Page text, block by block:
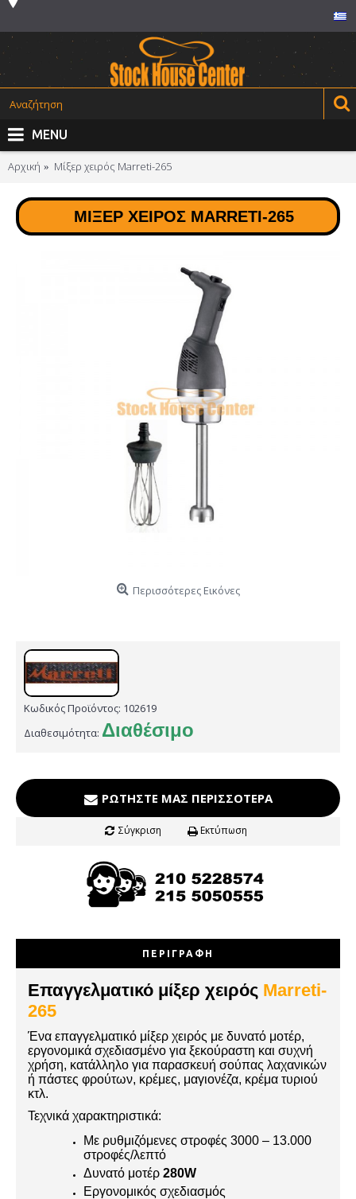
MENU
Αρχική Μίξερ χειρός Marreti-265
ΜΊΞΕΡ ΧΕΙΡΌΣ MARRETI-265
Περισσότερες Εικόνες
Κωδικός Προϊόντος: 102619
Διαθεσιμότητα: Διαθέσιμο
ΡΩΤΉΣΤΕ ΜΑΣ ΠΕΡΙΣΣΌΤΕΡΑ
Σύγκριση Εκτύπωση
ΠΕΡΙΓΡΑΦΉ
Επαγγελματικό μίξερ χειρός Marreti-
265
Ένα επαγγελματικό μίξερ χειρός με δυνατό μοτέρ,
εργονομικά σχεδιασμένο για ξεκούραστη και συχνή
χρήση, κατάλληλο για παρασκευή σούπας λαχανικών
ή πάστες φρούτων, κρέμες, μαγιονέζα, κρέμα τυριού
κτλ.
Τεχνικά χαρακτηριστικά:
Με ρυθμιζόμενες στροφές 3000 – 13.000
στροφές/λεπτό
Δυνατό μοτέρ 280W
Εργονομικός σχεδιασμός